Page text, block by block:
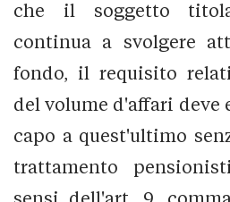
che il soggetto
continua a svolgere
fondo, il requisito
del volume d'affari deve
capo a quest'ultimo
trattamento
sensi dell'art. 9,